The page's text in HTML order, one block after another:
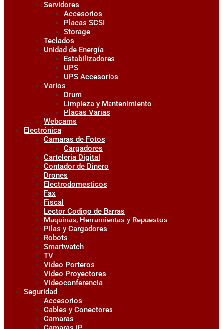
Servidores
Accesorios
Placas SCSI
Storage
Teclados
Unidad de Energía
Estabilizadores
UPS
UPS Accesorios
Varios
Drum
Limpieza y Mantenimiento
Placas Varias
Webcams
Electrónica
Camaras de Fotos
Cargadores
Carteleria Digital
Contador de Dinero
Drones
Electrodomesticos
Fax
Fiscal
Lector Codigo de Barras
Maquinas, Herramientas y Repuestos
Pilas y Cargadores
Robots
Smartwatch
TV
Video Porteros
Video Proyectores
Videoconferencia
Seguridad
Accesorios
Cables y Conectores
Camaras